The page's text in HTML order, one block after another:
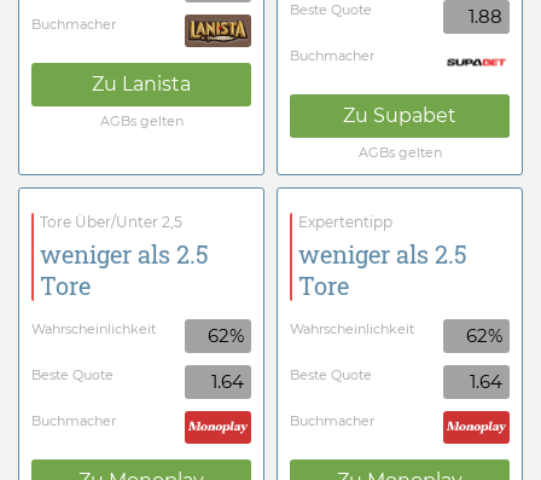
Buchmacher
Zu Lanista
AGBs gelten
Beste Quote 1.88
Buchmacher
Zu Supabet
AGBs gelten
Tore Über/Unter 2,5
weniger als 2.5
Tore
Wahrscheinlichkeit 62%
Beste Quote 1.64
Buchmacher
Expertentipp
weniger als 2.5
Tore
Wahrscheinlichkeit 62%
Beste Quote 1.64
Buchmacher